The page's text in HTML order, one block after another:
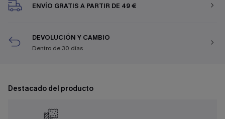
ENVÍO GRATIS A PARTIR DE 49 €
DEVOLUCIÓN Y CAMBIO
Dentro de 30 días
Destacado del producto